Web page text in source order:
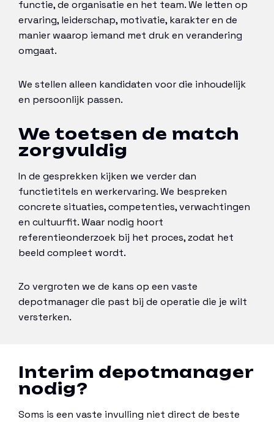
functie, de organisatie en het team. We letten op
ervaring, leiderschap, motivatie, karakter en de
manier waarop iemand met druk en verandering
omgaat.
We stellen alleen kandidaten voor die inhoudelijk
en persoonlijk passen.
We toetsen de match
zorgvuldig
In de gesprekken kijken we verder dan
functietitels en werkervaring. We bespreken
concrete situaties, competenties, verwachtingen
en cultuurfit. Waar nodig hoort
referentieonderzoek bij het proces, zodat het
beeld compleet wordt.
Zo vergroten we de kans op een vaste
depotmanager die past bij de operatie die je wilt
versterken.
Interim depotmanager
nodig?
Soms is een vaste invulling niet direct de beste